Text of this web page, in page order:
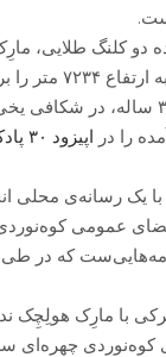
دو کلنگ طلایی،
قبل، جبهه شرقی قله
کردند. در برگشت، اوندری هوسرکای
را در اپیزود ۳۰ پادکست بیس‌کمپ
با یک رسانه‌ی محلی
عمومی کوه‌نوردی
که در
با مارِک هولِچِک
کوه‌نوردی